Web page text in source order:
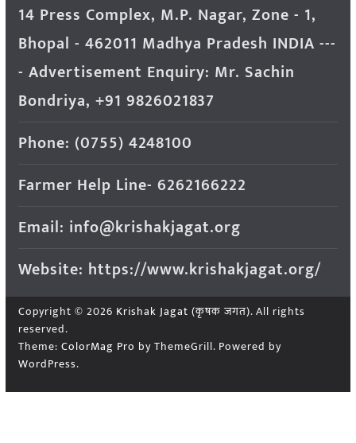
14 Press Complex, M.P. Nagar, Zone - 1,
Bhopal - 462011 Madhya Pradesh INDIA ---
- Advertisement Enquiry: Mr. Sachin
Bondriya, +91 9826021837
Phone: (0755) 4248100
Farmer Help Line- 6262166222
Email: info@krishakjagat.org
Website: https://www.krishakjagat.org/
Copyright © 2026 Krishak Jagat (कृषक जगत). All rights
reserved.
Theme: ColorMag Pro by ThemeGrill. Powered by
WordPress.